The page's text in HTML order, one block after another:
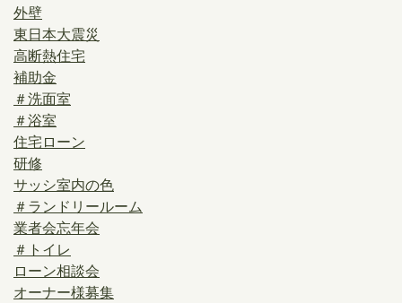
外壁
東日本大震災
高断熱住宅
補助金
＃洗面室
＃浴室
住宅ローン
研修
サッシ室内の色
＃ランドリールーム
業者会忘年会
＃トイレ
ローン相談会
オーナー様募集